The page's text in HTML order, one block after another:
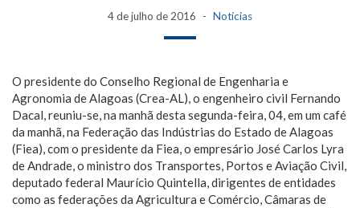
4 de julho de 2016 Notícias
O presidente do Conselho Regional de Engenharia e
Agronomia de Alagoas (Crea-AL), o engenheiro civil Fernando
Dacal, reuniu-se, na manhã desta segunda-feira, 04, em um café
da manhã, na Federação das Indústrias do Estado de Alagoas
(Fiea), com o presidente da Fiea, o empresário José Carlos Lyra
de Andrade, o ministro dos Transportes, Portos e Aviação Civil,
deputado federal Maurício Quintella, dirigentes de entidades
como as federações da Agricultura e Comércio, Câmaras de